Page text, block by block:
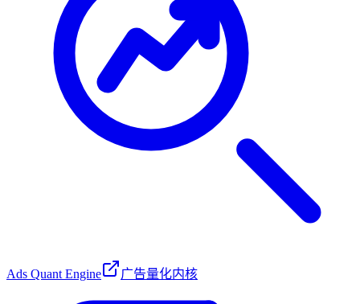
Ads Quant Engine 广告量化内核